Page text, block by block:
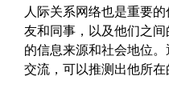
人际关系网络也是重要
友和同事，以及他们之
的信息来源和社会地位
交流，可以推测出他所在